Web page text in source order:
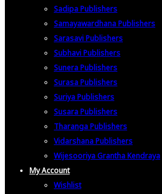
Sadipa Publishers
Samayawardhana Publishers
Sarasavi Publishers
Subhavi Publishers
Sunera Publishers
Surasa Publishers
Suriya Publishers
Susara Publishers
Tharanga Publishers
Vidarshana Publishers
Wijesooriya Grantha Kendraya
My Account
Wishlist